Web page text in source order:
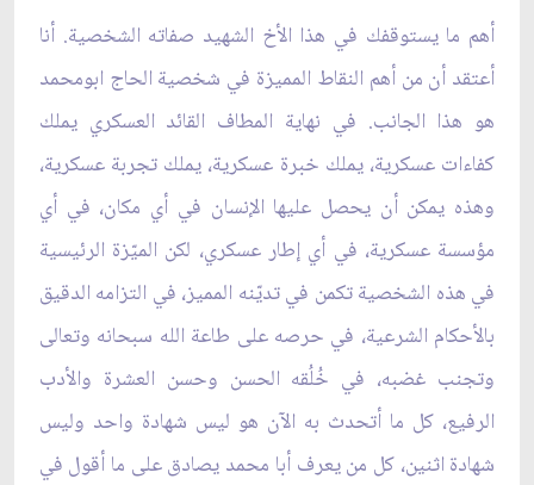
أهم ما يستوقفك في هذا الأخ الشهيد صفاته الشخصية. أنا
أعتقد أن من أهم النقاط المميزة في شخصية الحاج ابومحمد
هو هذا الجانب. في نهاية المطاف القائد العسكري يملك
كفاءات عسكرية، يملك خبرة عسكرية، يملك تجربة عسكرية،
وهذه يمكن أن يحصل عليها الإنسان في أي مكان، في أي
مؤسسة عسكرية، في أي إطار عسكري، لكن الميّزة الرئيسية
في هذه الشخصية تكمن في تديّنه المميز، في التزامه الدقيق
بالأحكام الشرعية، في حرصه على طاعة الله سبحانه وتعالى
وتجنب غضبه، في خُلُقه الحسن وحسن العشرة والأدب
الرفيع، كل ما أتحدث به الآن هو ليس شهادة واحد وليس
شهادة اثنين، كل من يعرف أبا محمد يصادق على ما أقول في